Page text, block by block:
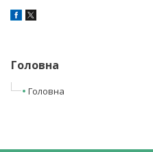
Головна
Головна